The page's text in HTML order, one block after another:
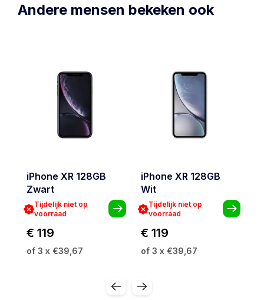
Andere mensen bekeken ook
iPhone XR 128GB
Zwart
Tijdelijk niet op
voorraad
€ 119
of 3 x €39,67
iPhone XR 128GB
Wit
Tijdelijk niet op
voorraad
€ 119
of 3 x €39,67